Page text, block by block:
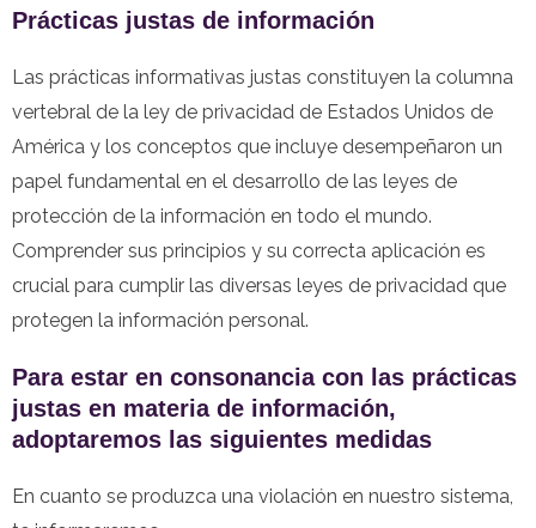
Prácticas justas de información
Las prácticas informativas justas constituyen la columna
vertebral de la ley de privacidad de Estados Unidos de
América y los conceptos que incluye desempeñaron un
papel fundamental en el desarrollo de las leyes de
protección de la información en todo el mundo.
Comprender sus principios y su correcta aplicación es
crucial para cumplir las diversas leyes de privacidad que
protegen la información personal.
Para estar en consonancia con las prácticas
justas en materia de información,
adoptaremos las siguientes medidas
En cuanto se produzca una violación en nuestro sistema,